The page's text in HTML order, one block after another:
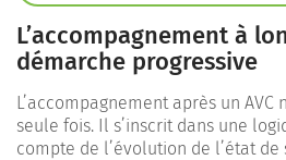
L’accompagnement à
démarche progressive
L’accompagnement après un AVC
seule fois. Il s’inscrit dans une
compte de l’évolution de l’état